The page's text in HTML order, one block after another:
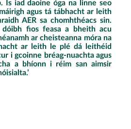
Is iad daoine óga na linne seo
agus tá tábhacht ar leith
AER sa chomhthéacs sin.
dóibh fios feasa a bheith acu
ar cheisteanna móra na
ar leith le plé dá leithéid
i gcoinne bréag-nuachta agus
a bhíonn i réim san aimsir